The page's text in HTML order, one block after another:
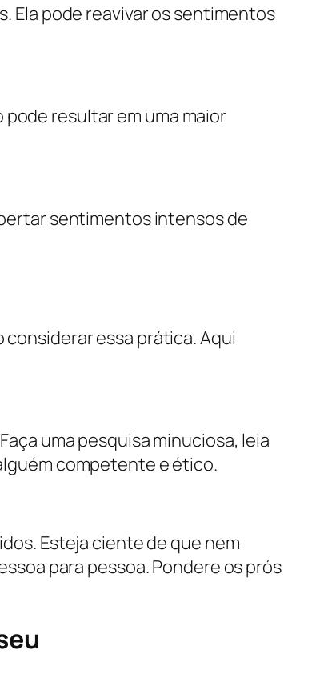
Ela pode reavivar os sentimentos
resultar em uma maior
sentimentos intensos de
essa prática. Aqui
uma pesquisa minuciosa, leia
competente e ético.
Esteja ciente de que nem
para pessoa. Pondere os prós